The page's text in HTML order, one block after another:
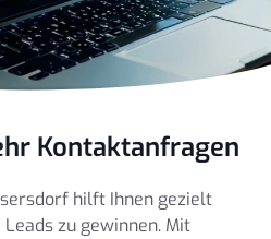
Kontaktanfragen
hilft Ihnen gezielt
zu gewinnen. Mit